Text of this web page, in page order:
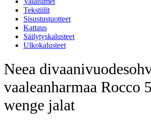
Tekstiilit
Sisustustuotteet
Kattaus
Säilytyskalusteet
Ulkokalusteet
Neea
vaaleanharmaa Rocco
wenge jalat